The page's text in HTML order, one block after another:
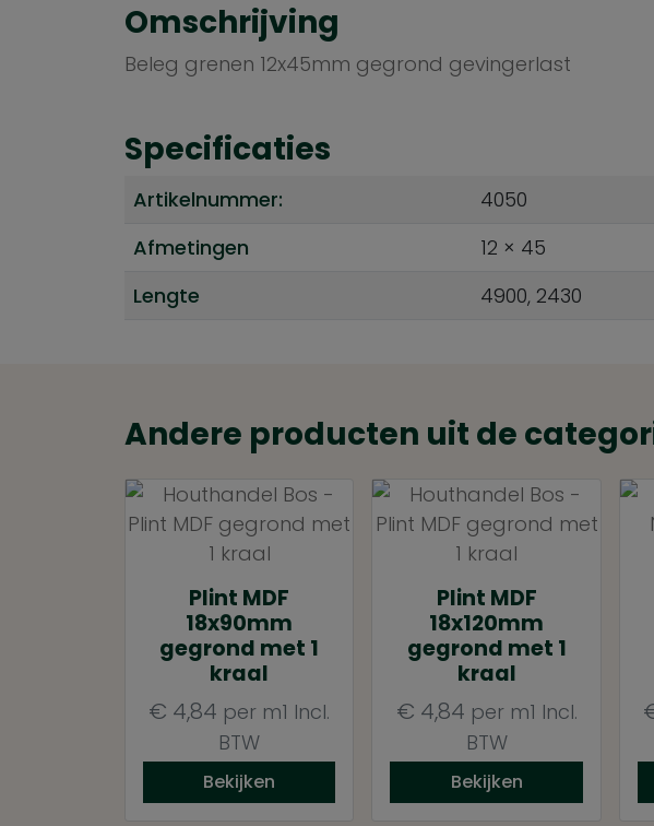
Omschrijving
Beleg grenen 12x45mm gegrond gevingerlast
Specificaties
Artikelnummer:
4050
Afmetingen
12 × 45
Lengte
4900, 2430
Andere producten uit de
Plint MDF
18x90mm
gegrond met 1
kraal
€ 4,84 per m1 Incl.
BTW
Bekijken
Plint MDF
18x120mm
gegrond met 1
kraal
€ 4,84 per m1 Incl.
BTW
Bekijken